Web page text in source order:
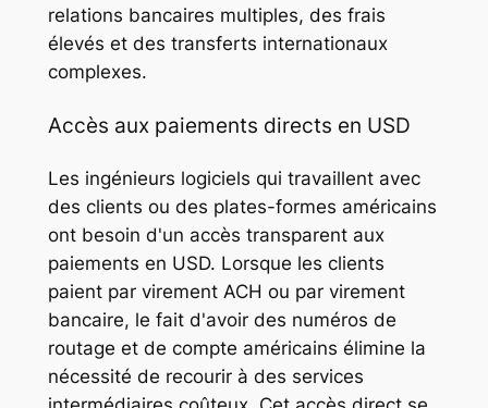
relations bancaires multiples, des frais
élevés et des transferts internationaux
complexes.
Accès aux paiements directs en USD
Les ingénieurs logiciels qui travaillent avec
des clients ou des plates-formes américains
ont besoin d'un accès transparent aux
paiements en USD. Lorsque les clients
paient par virement ACH ou par virement
bancaire, le fait d'avoir des numéros de
routage et de compte américains élimine la
nécessité de recourir à des services